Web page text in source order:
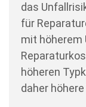
das
für
mit höherem
höheren
daher